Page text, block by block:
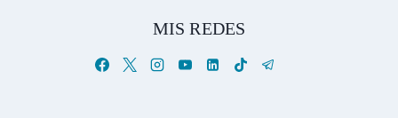
MIS REDES